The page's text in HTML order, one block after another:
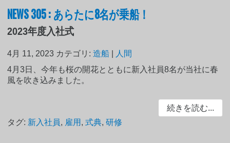
NEWS 305 : あらたに8名が乗船！
2023年度入社式
4月 11, 2023 カテゴリ:造船
人間
4月3日、今年も桜の開花とともに新入社員8名が当社に春
風を吹き込みました。
続きを読む...
タグ: 新入社員, 雇用 ,式典,研修